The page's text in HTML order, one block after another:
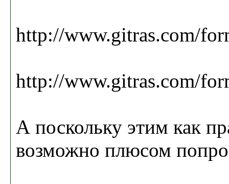
http://www.gitras.com/
http://www.gitras.com/
А поскольку этим как
возможно плюсом